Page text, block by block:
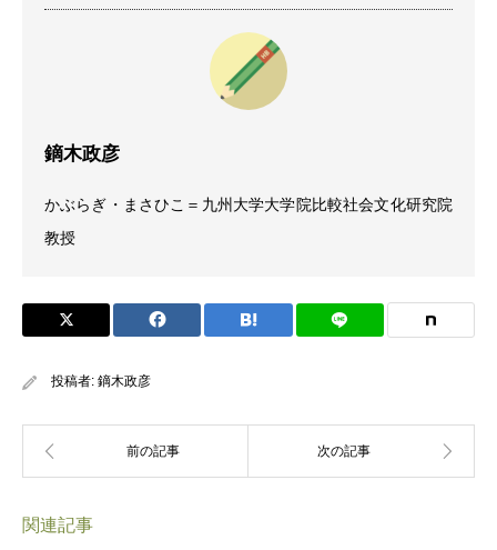
鏑木政彦
かぶらぎ・まさひこ＝九州大学大学院比較社会文化研究院
教授
投稿者: 鏑木政彦
関連記事